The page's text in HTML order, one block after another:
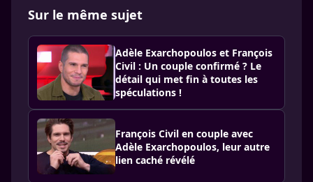
Sur le même sujet
Adèle Exarchopoulos et François
Civil : Un couple confirmé ? Le
détail qui met fin à toutes les
spéculations !
François Civil en couple avec
Adèle Exarchopoulos, leur autre
lien caché révélé